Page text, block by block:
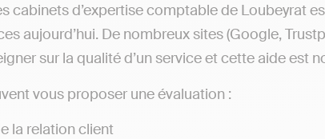
cabinets d’expertise comptable de Loubeyrat
aujourd’hui. De nombreux sites (Google,
sur la qualité d’un service et cette aide est
vous proposer une évaluation :
la relation client